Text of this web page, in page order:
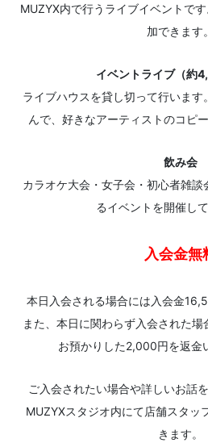
MUZYX内で行うライブイベントで
加できます。
イベントライブ（約
ライブハウスを貸し切って行います
んで、好きなアーティストのコピ
飲み会
カラオケ大会・女子会・初心者雑
るイベントを開催して
入会金無
本日入会される場合には入会金
また、本日に関わらず入会された
お預かりした2,000円を返金
ご入会されたい場合や詳しいお話
MUZYXスタジオ内にて店舗スタッ
きます。